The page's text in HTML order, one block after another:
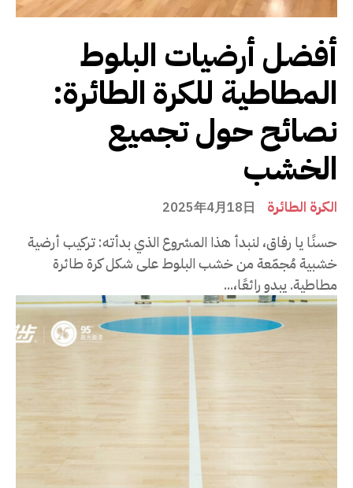
أفضل أرضيات البلوط
المطاطية للكرة الطائرة:
نصائح حول تجميع
الخشب
الكرة الطائرة 2025年4月18日
حسنًا يا رفاق، لنبدأ هذا المشروع الذي بدأته: تركيب أرضية
خشبية مُجمّعة من خشب البلوط على شكل كرة طائرة
مطاطية. يبدو رائعًا،...